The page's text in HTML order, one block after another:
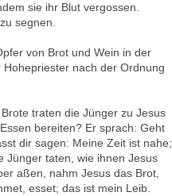
sie ihr Blut vergossen.
segnen.
von Brot und Wein in der
nach der Ordnung
traten die Jünger zu Jesus
bereiten? Er sprach: Geht
dir sagen: Meine Zeit ist nahe;
Jünger taten, wie ihnen Jesus
aßen, nahm Jesus das Brot,
esset; das ist mein Leib.